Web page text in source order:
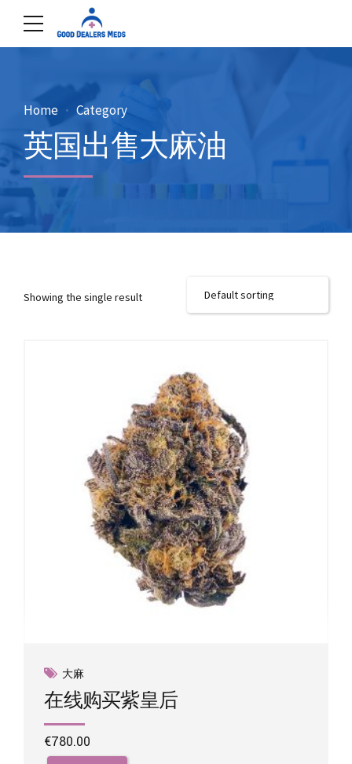
Home Category
英国出售大麻油
Showing the single result
大麻
在线购买紫皇后
€780.00